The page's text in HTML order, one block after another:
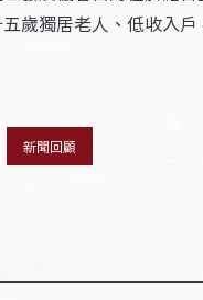
歲獨居老人、低收入戶
新聞回顧